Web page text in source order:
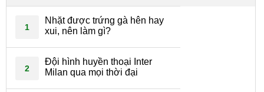
1
Nhặt được trứng gà hên hay
xui, nên làm gì?
2
Đội hình huyền thoại Inter
Milan qua mọi thời đại